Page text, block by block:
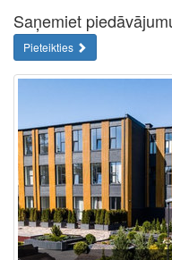
Saņemiet
Pieteikties